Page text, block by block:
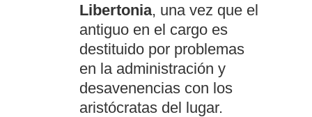
Libertonia, una vez que el
antiguo en el cargo es
destituido por problemas
en la administración y
desavenencias con los
aristócratas del lugar.